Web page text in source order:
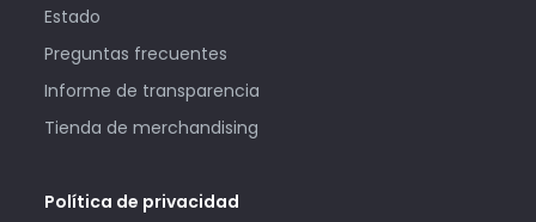
Estado
Preguntas frecuentes
Informe de transparencia
Tienda de merchandising
Política de privacidad